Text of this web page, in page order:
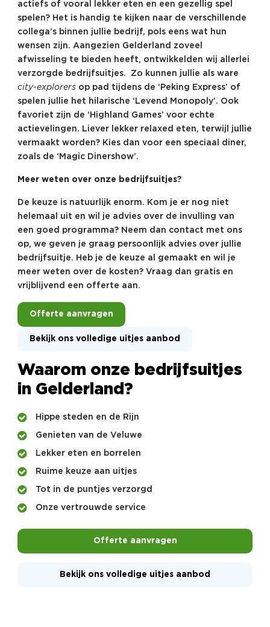
actiefs of vooral lekker eten en een gezellig spel
spelen? Het is handig te kijken naar de verschillende
collega’s binnen jullie bedrijf, pols eens wat hun
wensen zijn. Aangezien Gelderland zoveel
afwisseling te bieden heeft, ontwikkelden wij allerlei
verzorgde bedrijfsuitjes. Zo kunnen jullie als ware
city-explorersop pad tijdens de ‘Peking Express’ of
spelen jullie het hilarische ‘Levend Monopoly’. Ook
favoriet zijn de ‘Highland Games’ voor echte
actievelingen. Liever lekker relaxed eten, terwijl jullie
vermaakt worden? Kies dan voor een speciaal diner,
zoals de ‘Magic Dinershow’.
Meer weten over onze bedrijfsuitjes?
De keuze is natuurlijk enorm. Kom je er nog niet
helemaal uit en wil je advies over de invulling van
een goed programma? Neem dan contact met ons
op, we geven je graag persoonlijk advies over jullie
bedrijfsuitje. Heb je de keuze al gemaakt en wil je
meer weten over de kosten? Vraag dan gratis en
vrijblijvend een offerte aan.
Offerte aanvragen
Bekijk ons volledige uitjes aanbod
Waarom onze bedrijfsuitjes
in Gelderland?
Hippe steden en de Rijn
Genieten van de Veluwe
Lekker eten en borrelen
Ruime keuze aan uitjes
Tot in de puntjes verzorgd
Onze vertrouwde service
Offerte aanvragen
Bekijk ons volledige uitjes aanbod